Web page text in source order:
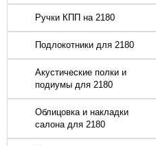
Ручки КПП на 2180
Подлокотники для 2180
Акустические полки и
подиумы для 2180
Облицовка и накладки
салона для 2180